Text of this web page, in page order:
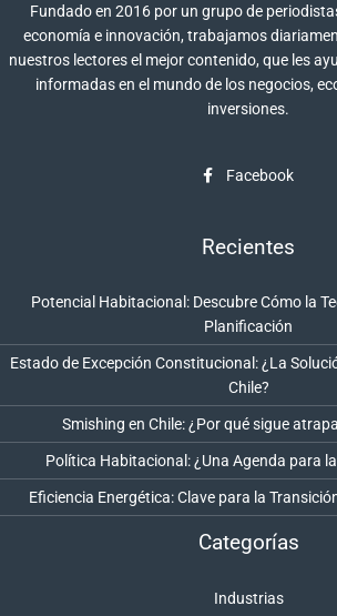
Fundado en 2016 por un grupo de
economía e innovación, trabajamos
nuestros lectores el mejor contenido, que les
informadas en el mundo de los negocios,
inversiones.
Facebook
Recientes
Potencial Habitacional: Descubre Cómo la
Planificación
Estado de Excepción Constitucional: ¿La
Chile?
Smishing en Chile: ¿Por qué sigue
Política Habitacional: ¿Una Agenda para
Eficiencia Energética: Clave para la
Categorías
Industrias